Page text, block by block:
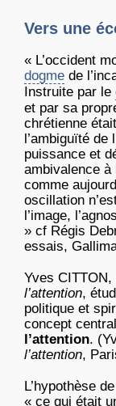
Vers une
« L’occident
dogme de
Instruite par le
et par sa
chrétienne
l’ambiguïté
puissance et
ambivalence à
comme
oscillation
l’image,
» cf Régis
essais,
Yves
l’attention,
politique et
concept
l’attention.
l’attention,
L’hypothèse
« ce qui était